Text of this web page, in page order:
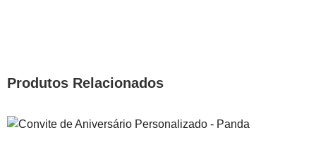
Produtos Relacionados